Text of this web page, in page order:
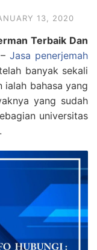
13, 2020
Terbaik Dan
–Jasa penerjemah
banyak sekali
ialah bahasa yang
yang sudah
universitas